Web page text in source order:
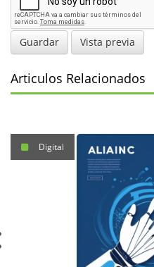
Guardar Vista previa
Articulos Relacionados
Digital